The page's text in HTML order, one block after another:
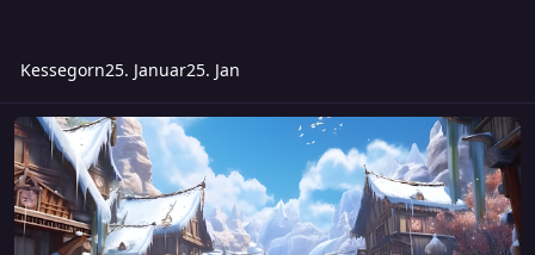
Kessegorn25. Januar25. Jan
31.12.2025 - Yulmarkt in Cliffbourgh